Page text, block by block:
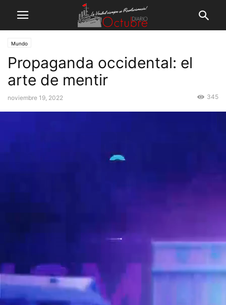
Mundo
Propaganda occidental: el
arte de mentir
noviembre 19, 2022 345